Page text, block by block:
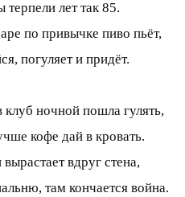
лет так 85.
по привычке пиво пьёт,
погуляет и придёт.
ночной пошла гулять,
кофе дай в кровать.
вдруг стена,
там кончается война.